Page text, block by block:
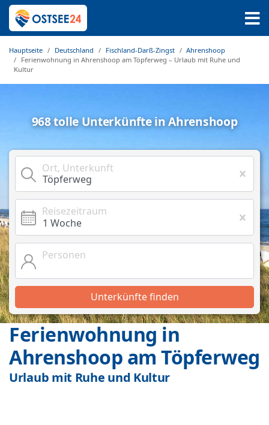
Hauptseite Deutschland Fischland-Darß-Zingst
Ahrenshoop
Ferienwohnung in Ahrenshoop am Töpferweg – Urlaub mit Ruhe und
Kultur
968 tolle Unterkünfte in Ahrenshoop
Ort, Unterkunft
Reisezeitraum
Personen
Unterkünfte finden
Ferienwohnung in
Ahrenshoop am Töpferweg
Urlaub mit Ruhe und Kultur